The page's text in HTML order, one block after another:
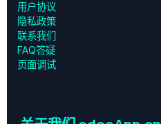
用户协议
‎隐私政策‎
联系我们
FAQ答疑
页面调试